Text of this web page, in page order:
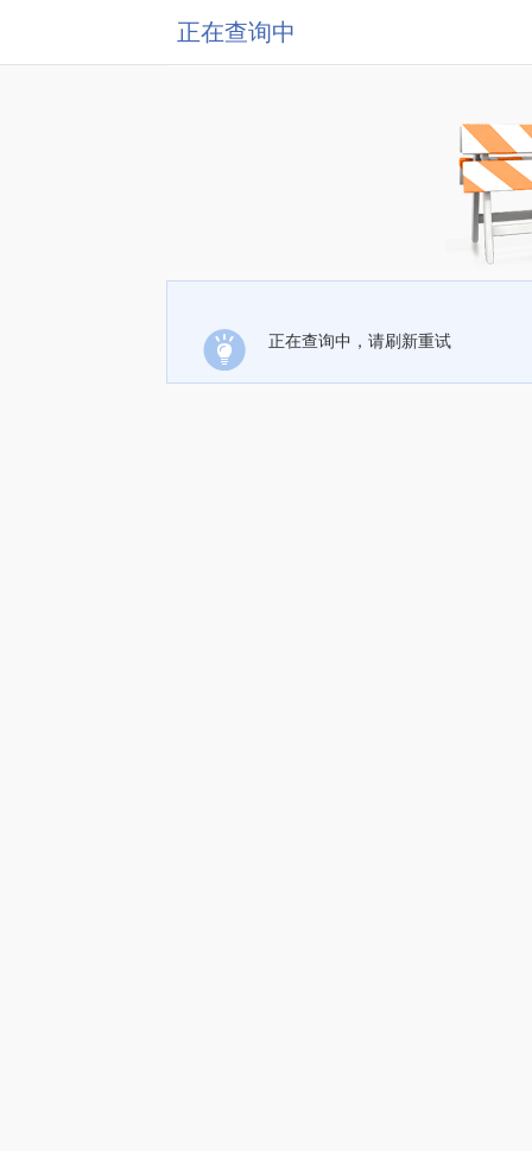
正在查询中
正在查询中，请刷新重试